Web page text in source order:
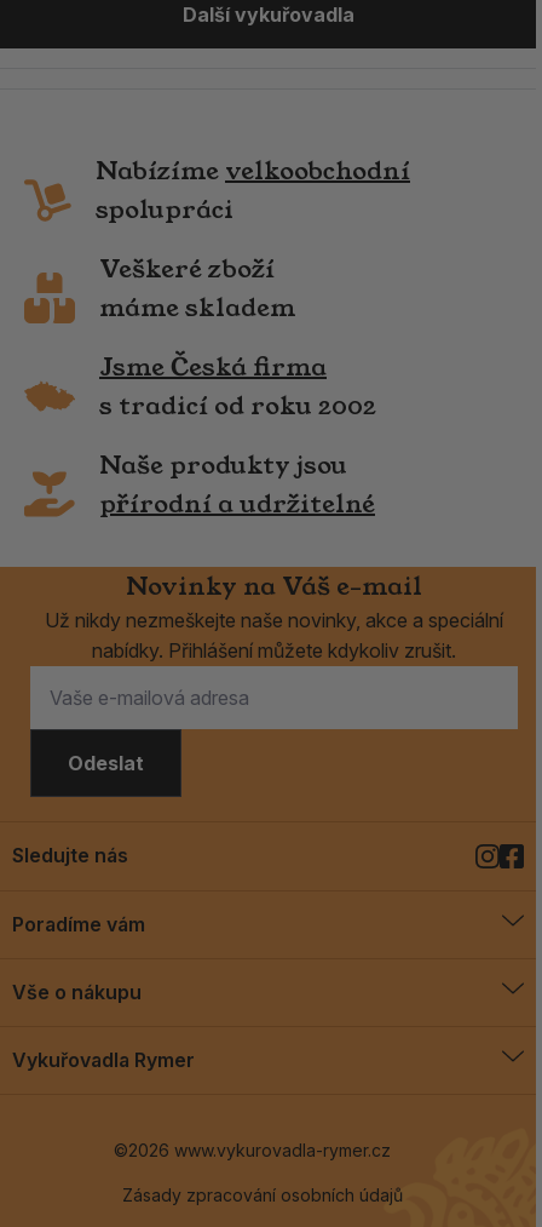
Další vykuřovadla
Nabízíme velkoobchodní
spolupráci
Veškeré zboží
máme skladem
Jsme Česká firma
s tradicí od roku 2002
Naše produkty jsou
přírodní a udržitelné
Novinky na Váš e-mail
Už nikdy nezmeškejte naše novinky, akce a speciální
nabídky. Přihlášení můžete kdykoliv zrušit.
Odeslat
Poradíme vám
Blog
Vše o nákupu
Vykuřovadla Rymer
Sledujte nás
©2026 www.vykurovadla-rymer.cz
Zásady zpracování osobních údajů